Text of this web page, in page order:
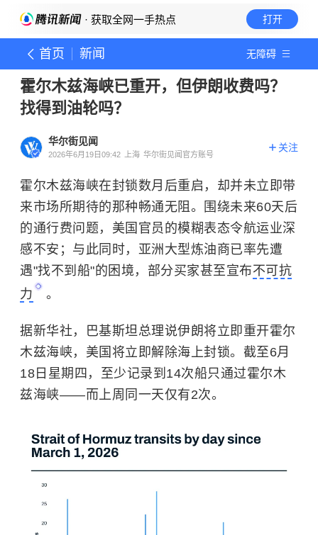
· 获取全网一手热点 打开
首页 新闻 无障碍
霍尔木兹海峡已重开，但伊朗收费吗？
找得到油轮吗？
华尔街见闻
2026年6月19日09:42 上海 华尔街见闻官方账号
关注
霍尔木兹海峡在封锁数月后重启，却并未立即带
来市场所期待的那种畅通无阻。围绕未来60天后
的通行费问题，美国官员的模糊表态令航运业深
感不安；与此同时，亚洲大型炼油商已率先遭
遇"找不到船"的困境，部分买家甚至宣布不可抗
力
。
据新华社，巴基斯坦总理说伊朗将立即重开霍尔
木兹海峡，美国将立即解除海上封锁。截至6月
18日星期四，至少记录到14次船只通过霍尔木
兹海峡——而上周同一天仅有2次。